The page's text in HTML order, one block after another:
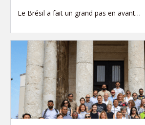
Le Brésil a fait un grand pas en avant…